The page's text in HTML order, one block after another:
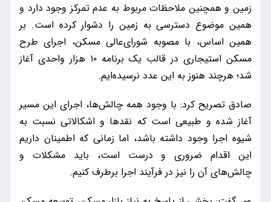
زمین و همچنین ملاحظات مربوط به عدم تمرکز وجود دارد و
همین موضوع دسترسی به زمین را دشوار کرده است. بر
همین اساس، با مصوبه شورای‌عالی مسکن، اجرای طرح
مسکن استیجاری در قالب یک برنامه ۱۰ هزار واحدی آغاز
شد؛ هرچند هنوز به این عدد نرسیده‌ایم.
صادق تصریح کرد: با وجود همه چالش‌ها، اجرای این مسیر
آغاز شده و طبیعی است که نقدها و اشکالاتی نسبت به
شیوه اجرا وجود داشته باشد، اما زمانی که اطمینان داریم
این اقدام ضروری و درست است، باید مشکلات و
چالش‌های آن را نیز در فرآیند اجرا برطرف کنیم.